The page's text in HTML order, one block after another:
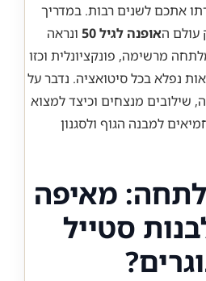
אתכם לשנים רבות. במדריך
עולם האופנה לגיל 50
ונראה
מרשימה, פונקציונלית וכזו
נפלא בכל סיטואציה. נדבר על
שילובים מנצחים וכיצד למצוא
למבנה הגוף ולסגנון
מאיפה
סטייל